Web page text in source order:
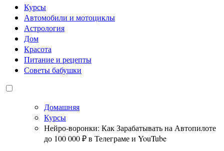
Курсы
Автомобили и мотоциклы
Астрология
Дом
Красота
Питание и рецепты
Советы бабушки
Домашняя
Курсы
Нейро-воронки: Как Зарабатывать на Автопилоте
до 100 000 ₽ в Телеграме и YouTube